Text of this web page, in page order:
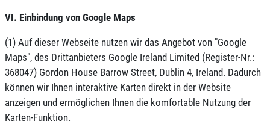
VI. Einbindung von Google Maps
(1) Auf dieser Webseite nutzen wir das Angebot von "Google
Maps", des Drittanbieters Google Ireland Limited (Register-Nr.:
368047) Gordon House Barrow Street, Dublin 4, Ireland. Dadurch
können wir Ihnen interaktive Karten direkt in der Website
anzeigen und ermöglichen Ihnen die komfortable Nutzung der
Karten-Funktion.